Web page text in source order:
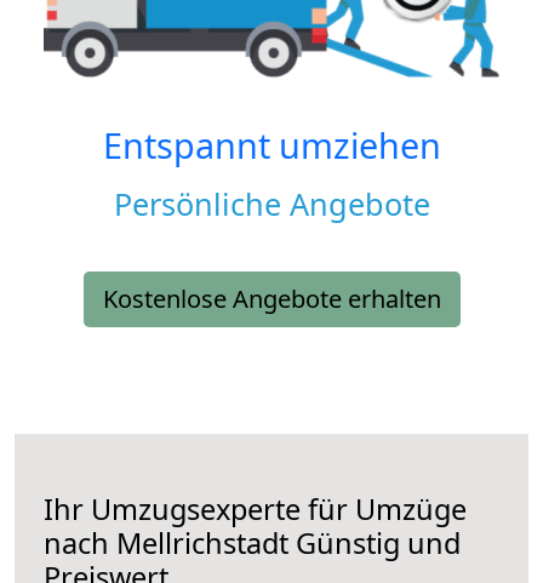
Entspannt umziehen
Persönliche Angebote
Kostenlose Angebote erhalten
Ihr Umzugsexperte für Umzüge
nach Mellrichstadt Günstig und